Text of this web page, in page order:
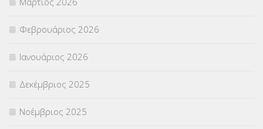
ΣΤΕΛΕΧΗ (360)
ΣΥΜΒΟΥΛΕΥΤΙΚΟΣ ΣΤΑΘΜΟΣ ΝΕΩΝ
ΣΥΝΤΑΞΕΙΣ(12)
ΣΧΟΛΙΚΟΙ ΣΥΜΒΟΥΛΟΙ
ΥΠΕΡΑΡΙΘΜΟΙ(1)
Φεβρουάριος 2026
Ιανουάριος 2026
Δεκέμβριος 2025
Νοέμβριος 2025